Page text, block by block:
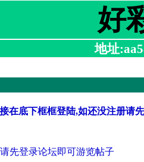
好
地址
在底下框框登陆,如还没注册请
先登录论坛即可游览帖子